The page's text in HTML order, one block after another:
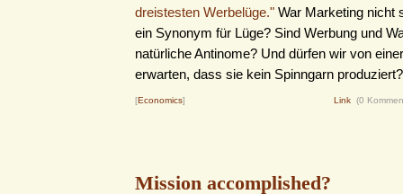
dreistesten Werbelüge." War Marketing nicht
ein Synonym für Lüge? Sind Werbung und
natürliche Antinome? Und dürfen wir von
erwarten, dass sie kein Spinngarn produziert?
[Economics] Link (0
Mission accomplished?